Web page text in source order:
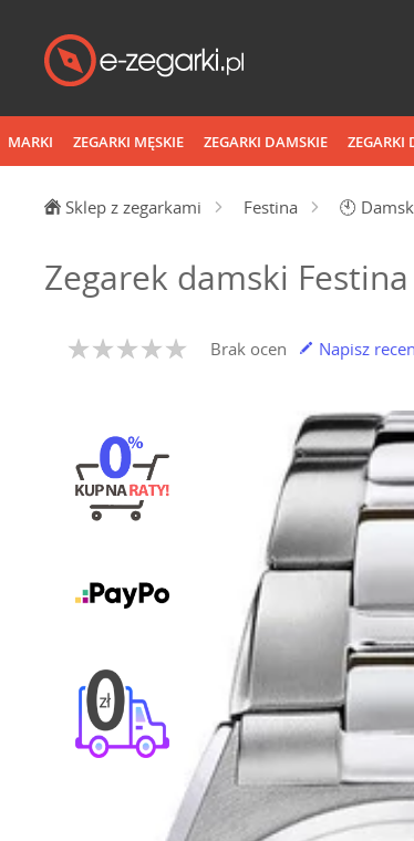
MARKI ZEGARKI MĘSKIE ZEGARKI DAMSKIE ZEGARKI
Sklep z zegarkami Festina 🕙
Zegarek damski
Brak ocen Napisz